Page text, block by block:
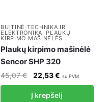
BUITINĖ TECHNIKA IR
ELEKTRONIKA PLAUKŲ
KIRPIMO MAŠINĖLĖS
Plaukų kirpimo mašinėlė
Sencor SHP 320
45,07€
Original
price
was:
22,53€ Current
price
is:
su PVM
Į krepšelį